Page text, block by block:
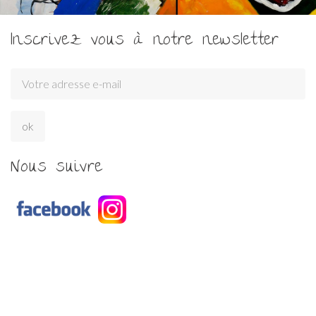
Inscrivez vous à notre newsletter
Nous suivre